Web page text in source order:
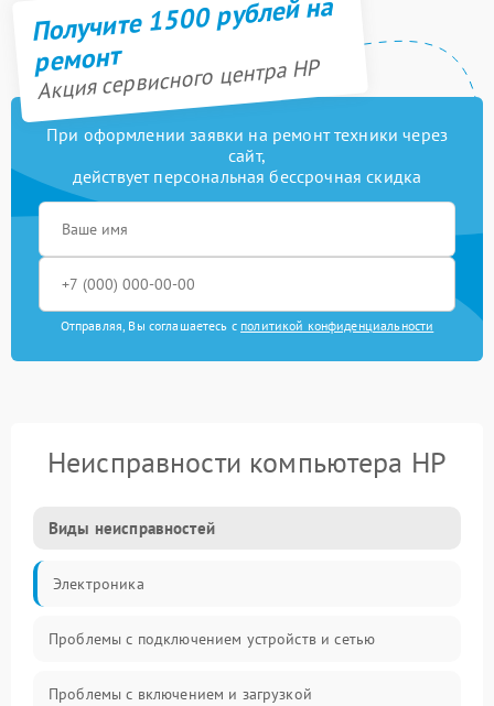
Получите 1500 рублей на
ремонт
Акция сервисного центра HP
При оформлении заявки на ремонт техники через
сайт,
действует персональная бессрочная скидка
Отправляя, Вы соглашаетесь с политикой конфиденциальности
Неисправности компьютера HP
Виды неисправностей
Электроника
Проблемы с подключением устройств и сетью
Проблемы с включением и загрузкой